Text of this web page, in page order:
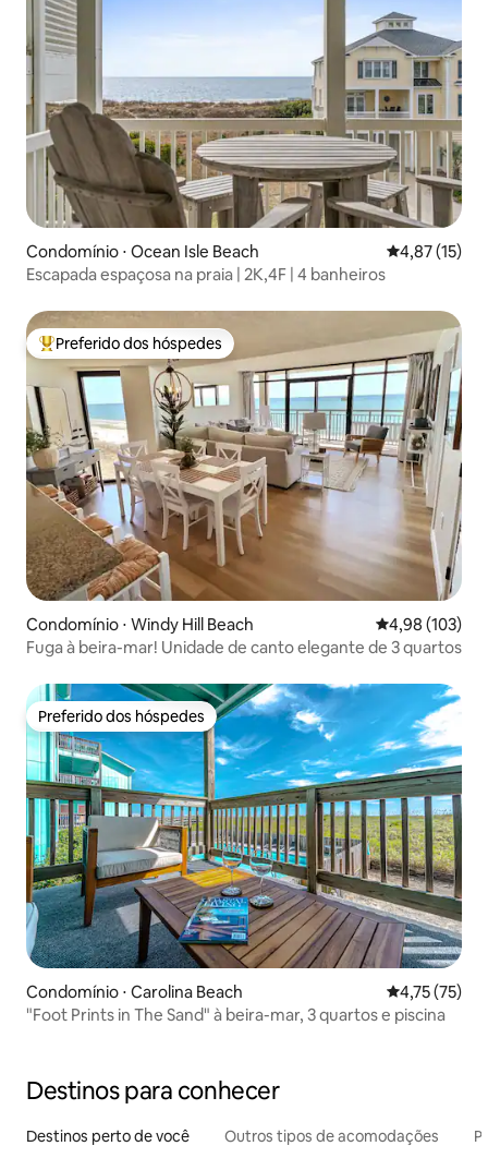
Condomínio ⋅ Ocean Isle Beach 4,87 de uma
4,87 (15)
Escapada espaçosa na praia | 2K,4F | 4 banheiros
Entre os melhores preferidos dos hóspedes
Preferido dos hóspedes
Condomínio ⋅ Windy Hill Beach 4,98 de uma
4,98 (103)
Fuga à beira-mar! Unidade de canto elegante de 3 quartos
Preferido dos hóspedes
Preferido dos hóspedes
Condomínio ⋅ Carolina Beach 4,75 de uma
4,75 (75)
"Foot Prints in The Sand" à beira-mar, 3 quartos e piscina
Destinos para conhecer
Destinos perto de você Outros tipos de acomodações